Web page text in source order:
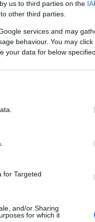
us to third parties on the
other third parties.
services and may
behaviour. You may
your data for below
for Targeted
and/or Sharing
for which it
plus